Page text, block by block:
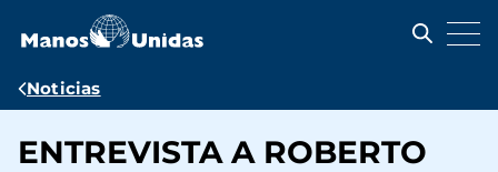
contenido
Ruta
navegación
Noticias
ENTREVISTA A ROBERTO